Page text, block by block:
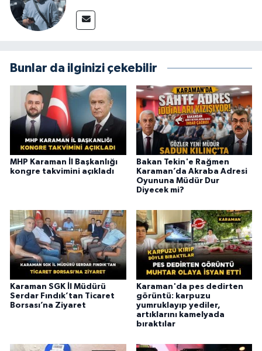
Bunlar da ilginizi çekebilir
MHP Karaman İl Başkanlığı
kongre takvimini açıkladı
Bakan Tekin'e Rağmen
Karaman’da Akraba Adresi
Oyununa Müdür Dur
Diyecek mi?
Karaman SGK İl Müdürü
Serdar Fındık’tan Ticaret
Borsası’na Ziyaret
Karaman'da pes dedirten
görüntü: karpuzu
yumruklayıp yediler,
artıklarını kamelyada
bıraktılar